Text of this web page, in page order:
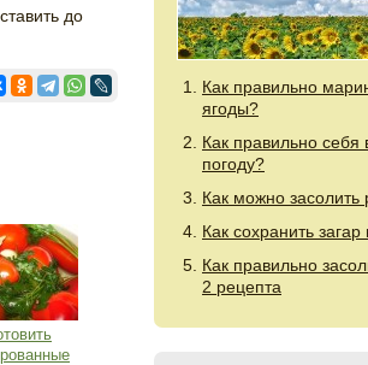
до
Как правильно
ягоды?
Как правильно себя
погоду?
Как можно засолить
Как сохранить загар
Как правильно
2 рецепта